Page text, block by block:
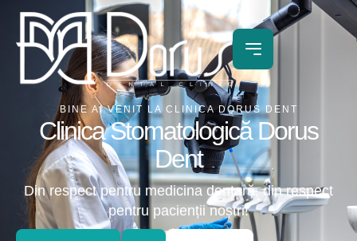
BINE AI VENIT LA CLINICA DORUS DENT
Clinica Stomatologică Dorus
Dent
Din respect pentru medicina dentară, din respect
pentru pacienții noștri!